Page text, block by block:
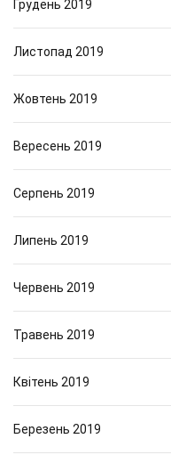
Грудень 2019
Листопад 2019
Жовтень 2019
Вересень 2019
Серпень 2019
Липень 2019
Червень 2019
Травень 2019
Квітень 2019
Березень 2019